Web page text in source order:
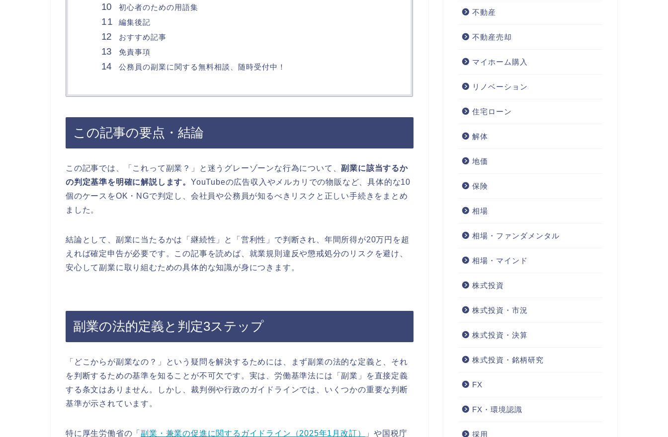
初心者のための用語集
編集後記
おすすめ記事
免責事項
公務員の副業に関する無料相談、随時受付中！
この記事の要点・結論
この記事では、「これって副業？」と迷うグレーゾーンな行為について、副業に該当するか
の判定基準を明確に解説します。 YouTubeの広告収入やメルカリでの物販など、具体的な10
個のケースをOK・NGで判定し、会社員や公務員が知るべきリスクと正しい手続きをまとめ
ました。
結論として、副業に当たるかは「継続性」と「営利性」で判断され、年間所得が20万円を超
えれば確定申告が必要です。この記事を読めば、就業規則違反や懲戒処分のリスクを避け、
安心して副業に取り組むための具体的な知識が身につきます。
副業の法的定義と判定3ステップ
「どこからが副業なの？」という疑問を解決するためには、まず副業の法的な定義と、それ
を判断するための基準を知ることが不可欠です。実は、労働基準法には「副業」を直接定義
する条文はありません。しかし、裁判例や行政のガイドラインでは、いくつかの重要な判断
基準が示されています。
特に厚生労働省の「副業・兼業の促進に関するガイドライン（2025年1月改訂）
」や国税庁
不動産
不動産売却
マイホーム購入
リノベーション
住宅ローン
解体
地価
保険
相場
相場・ファンダメンタル
相場・マインド
株式投資
株式投資・市況
株式投資・決算
株式投資・銘柄研究
FX
FX・環境認識
採用